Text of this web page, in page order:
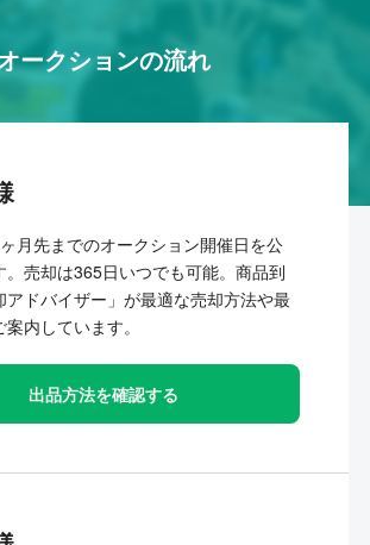
ークションの流れ
月先までのオークション開催日を公
。売却は365日いつでも可能。商品到
アドバイザー」が最適な売却方法や最
内しています。
出品方法を確認する